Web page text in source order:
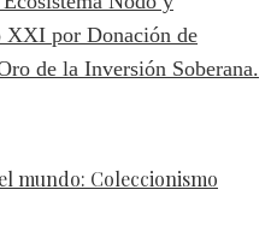
mundo: Coleccionismo